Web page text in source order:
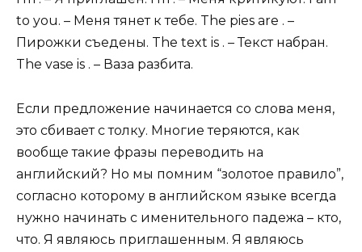
to you. – Меня тянет к тебе. The pies are . –
Пирожки съедены. The text is . – Текст набран.
The vase is . – Ваза разбита.
Если предложение начинается со слова меня,
это сбивает с толку. Многие теряются, как
вообще такие фразы переводить на
английский? Но мы помним “золотое правило”,
согласно которому в английском языке всегда
нужно начинать с именительного падежа – кто,
что. Я являюсь приглашенным. Я являюсь